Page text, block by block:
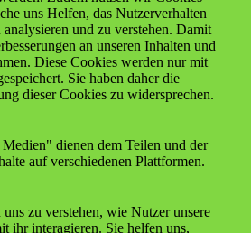
uns Helfen, das Nutzerverhalten
analysieren und zu verstehen. Damit
an unseren Inhalten und
Diese Cookies werden nur mit
Sie haben daher die
dieser Cookies zu widersprechen.
dienen dem Teilen und der
auf verschiedenen Plattformen.
zu verstehen, wie Nutzer unsere
ihr interagieren. Sie helfen uns,